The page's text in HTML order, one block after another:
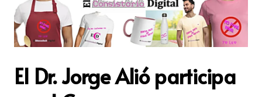
El Dr. Jorge Alió participa